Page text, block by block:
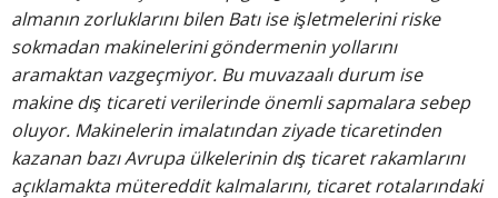
almanın zorluklarını bilen Batı ise işletmelerini riske
sokmadan makinelerini göndermenin yollarını
aramaktan vazgeçmiyor. Bu muvazaalı durum ise
makine dış ticareti verilerinde önemli sapmalara sebep
oluyor. Makinelerin imalatından ziyade ticaretinden
kazanan bazı Avrupa ülkelerinin dış ticaret rakamlarını
açıklamakta mütereddit kalmalarını, ticaret rotalarındaki